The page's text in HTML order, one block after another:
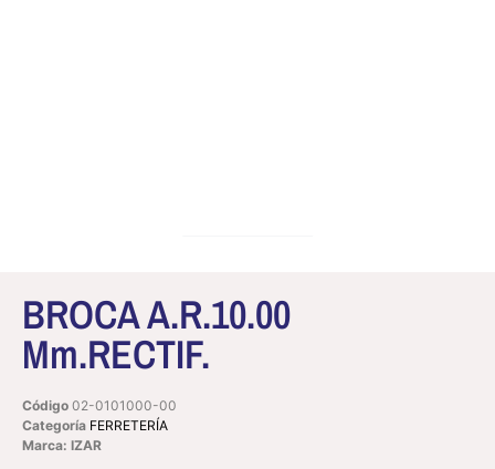
BROCA A.R.10.00
Mm.RECTIF.
Código 02-0101000-00
Categoría FERRETERÍA
Marca: IZAR